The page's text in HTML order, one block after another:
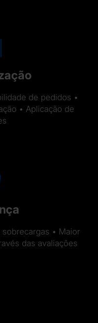
de pedidos •
• Aplicação de
• Maior
das avaliações